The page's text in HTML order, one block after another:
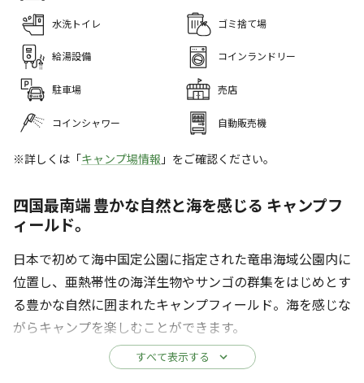
水洗トイレ ゴミ捨て場
給湯設備 コインランドリー
駐車場 売店
コインシャワー 自動販売機
※詳しくは「キャンプ場情報 」をご確認ください。
四国最南端 豊かな自然と海を感じる キャンプフ
ィールド。
日本で初めて海中国定公園に指定された竜串海域公園内に
位置し、亜熱帯性の海洋生物やサンゴの群集をはじめとす
る豊かな自然に囲まれたキャンプフィールド。海を感じな
がらキャンプを楽しむことができます。
敷地内には、広々とした40のキャンプサイトに加え、世
すべて表示する